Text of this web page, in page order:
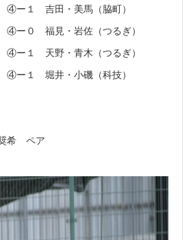
田・美馬（脇町）
見・岩佐（つるぎ）
野・青木（つるぎ）
井・小磯（科技）
希 ペア